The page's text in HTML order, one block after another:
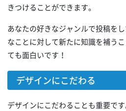
きつけることができます。
あなたの好きなジャンルで投稿を
なことに対して新たに知識を補う
ても面白いです！
デザインにこだわる
デザインにこだわることも重要です